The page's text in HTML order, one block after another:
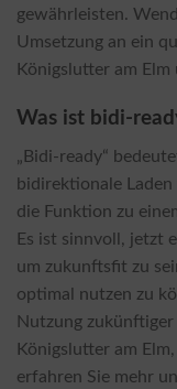
gewährleisten.
Umsetzung an ein
Königslutter am
Was ist bidi-
„Bidi-ready“
bidirektionale
die Funktion zu
Es ist sinnvoll, jetzt
um zukunftsfit zu
optimal nutzen zu
Nutzung
Königslutter am
erfahren Sie mehr